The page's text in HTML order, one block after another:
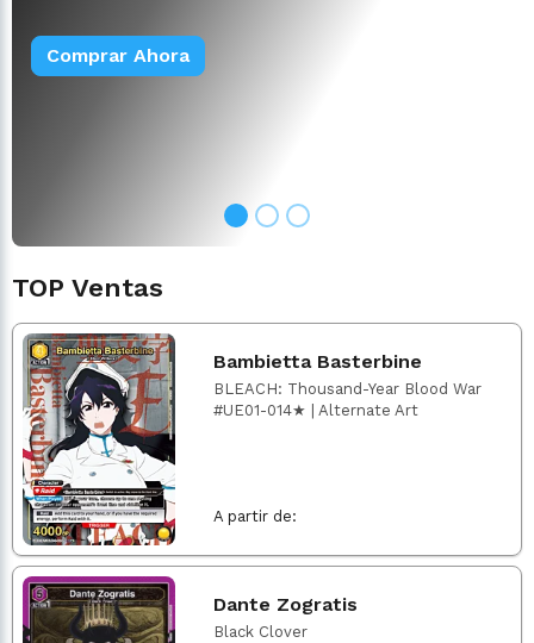
Comprar Ahora
TOP Ventas
Bambietta Basterbine
BLEACH: Thousand-Year Blood War
#UE01-014★ | Alternate Art
A partir de:
Dante Zogratis
Black Clover